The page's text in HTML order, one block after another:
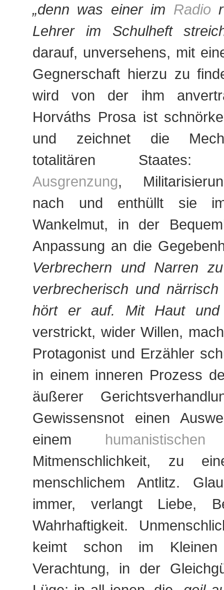
„denn was einer im Radio
Lehrer im Schulheft
darauf, unversehens, mit
Gegnerschaft hierzu zu
wird von der ihm
Horváths Prosa ist
und zeichnet die
totalitären Staates:
Ausgrenzung,
nach und enthüllt sie
Wankelmut, in der
Anpassung an die
Verbrechern und Narren
verbrecherisch und
hört er auf. Mit Haut und
verstrickt, wider Willen,
Protagonist und Erzähler
in einem inneren Prozess
äußerer
Gewissensnot einen
einem
Mitmenschlichkeit, zu
menschlichem Antlitz.
immer, verlangt Liebe,
Wahrhaftigkeit.
keimt schon im
Verachtung, in der